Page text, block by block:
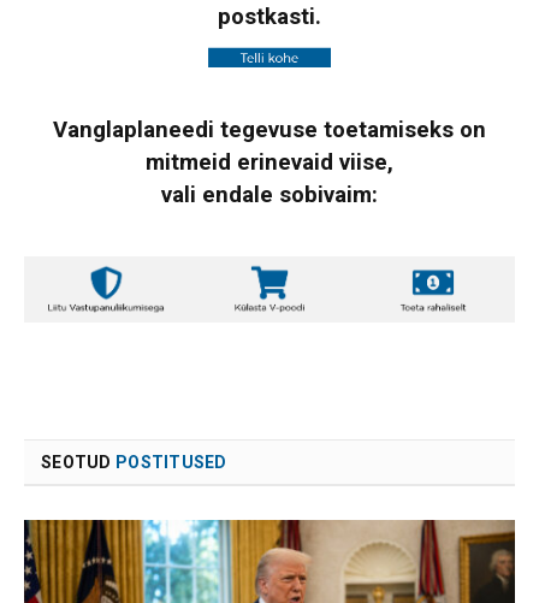
postkasti.
Vanglaplaneedi tegevuse toetamiseks on
mitmeid erinevaid viise,
vali endale sobivaim:
SEOTUD POSTITUSED